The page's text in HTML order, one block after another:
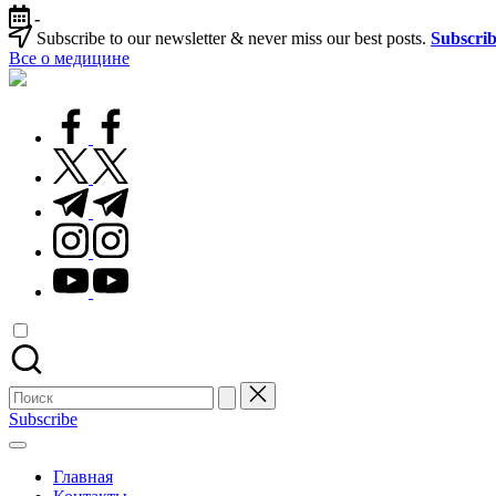
Перейти
к
содержимому
-
Subscribe to our newsletter & never miss our best posts.
Все о медицине
Лечитесь
facebook.com
twitter.com
t.me
instagram.com
youtube.com
Поиск
для:
Subscribe
Главная